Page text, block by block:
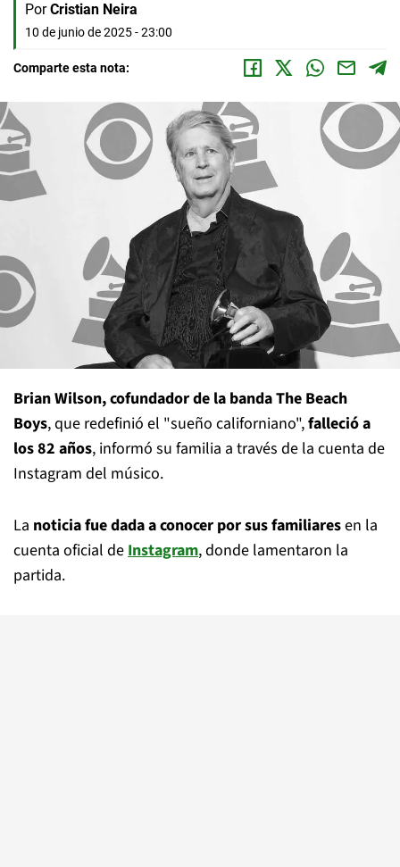
Por Cristian Neira
10 de junio de 2025 - 23:00
Comparte esta nota:
Brian Wilson, cofundador de la banda The Beach
Boys, que redefinió el "sueño californiano",falleció a
los 82 años, informó su familia a través de la cuenta de
Instagram del músico.
La noticia fue dada a conocer por sus familiaresen la
cuenta oficial de Instagram, donde lamentaron la
partida.